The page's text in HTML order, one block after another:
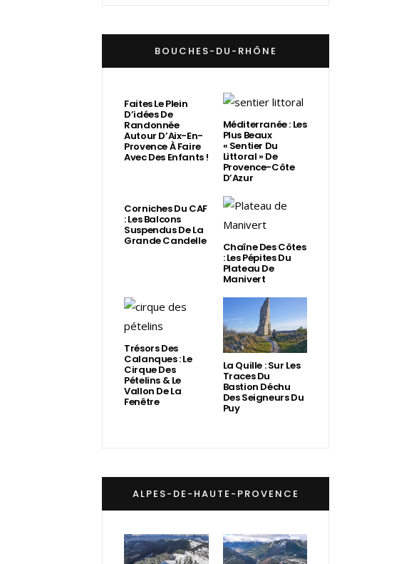
BOUCHES-DU-RHÔNE
Faites Le Plein
D’idées De
Randonnée
Autour D’Aix-En-
Provence À Faire
Avec Des Enfants !
Méditerranée : Les
Plus Beaux
« Sentier Du
Littoral » De
Provence-Côte
D’Azur
Corniches Du CAF
: Les Balcons
Suspendus De La
Grande Candelle Chaîne Des Côtes
: Les Pépites Du
Plateau De
Manivert
Trésors Des
Calanques : Le
Cirque Des
Pételins & Le
Vallon De La
Fenêtre
La Quille : Sur Les
Traces Du
Bastion Déchu
Des Seigneurs Du
Puy
ALPES-DE-HAUTE-PROVENCE